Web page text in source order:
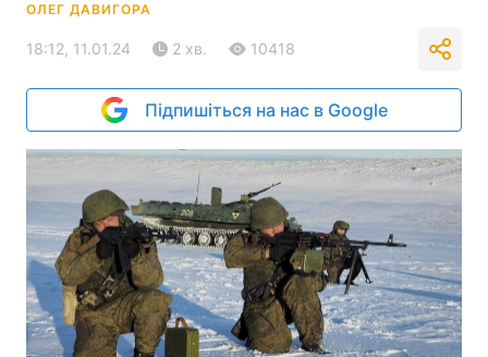
ОЛЕГ ДАВИГОРА
18:12, 11.01.24 2 хв. 10418
Підпишіться на нас в Google